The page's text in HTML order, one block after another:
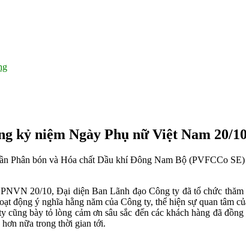
kỷ niệm Ngày Phụ nữ Việt Nam 20/10
Phân bón và Hóa chất Dầu khí Đông Nam Bộ (PVFCCo
20/10, Đại diện Ban Lãnh đạo Công ty đã tổ chức
ý nghĩa hằng năm của Công ty, thể hiện sự quan tâm
bày tỏ lòng cảm ơn sâu sắc đến các khách hàng đã
nữa trong thời gian tới.